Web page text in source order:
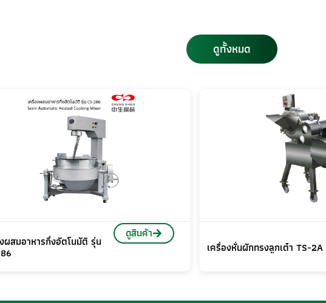
ดูทั้งหมด
ผสมอาหารกึ่งอัตโนมัติ รุ่น
ดูสินค้า
เครื่องหั่นผักทรงลูกเต๋า TS-2A